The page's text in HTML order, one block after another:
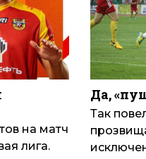
на матч
лига.
Да,
Так